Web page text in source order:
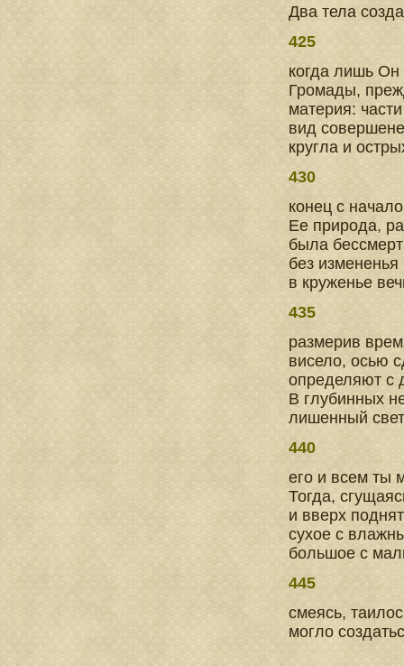
Два тела
425
когда лишь
Громады,
материя:
вид
кругла и
430
конец с
Ее природа,
была
без
в круженье
435
размерив
висело, осью
определяют с
В глубинных
лишенный
440
его и всем ты
Тогда,
и вверх
сухое с
большое с
445
смеясь,
могло